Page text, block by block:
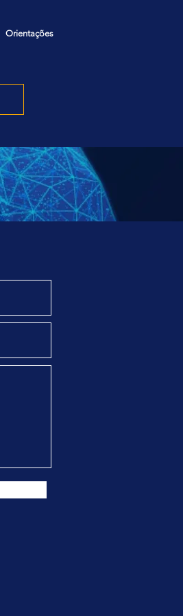
Orientações